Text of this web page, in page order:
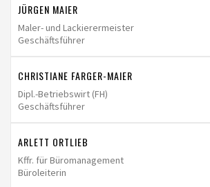
JÜRGEN MAIER
Maler- und Lackierermeister
Geschäftsführer
CHRISTIANE FARGER-MAIER
Dipl.-Betriebswirt (FH)
Geschäftsführer
ARLETT ORTLIEB
Kffr. für Büromanagement
Büroleiterin